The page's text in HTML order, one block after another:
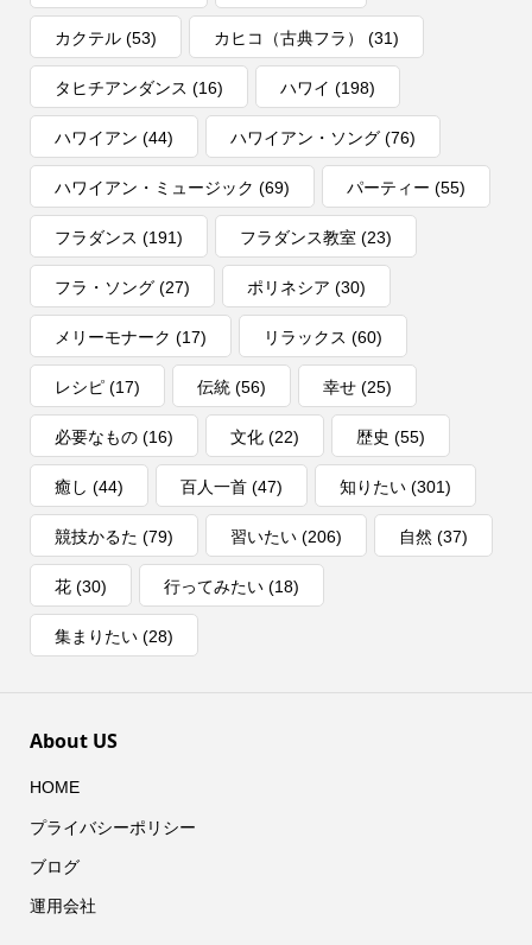
カクテル(53) カヒコ（古典フラ） (31)
タヒチアンダンス (16) ハワイ (198)
ハワイアン (44) ハワイアン・ソング(76)
ハワイアン・ミュージック (69) パーティー (55)
フラダンス (191) フラダンス教室 (23)
フラ・ソング(27) ポリネシア (30)
メリーモナーク (17) リラックス (60)
レシピ(17) 伝統(56) 幸せ(25)
必要なもの(16) 文化(22) 歴史 (55)
癒し (44) 百人一首(47) 知りたい(301)
競技かるた (79) 習いたい(206) 自然 (37)
花(30) 行ってみたい(18)
集まりたい(28)
About US
HOME
プライバシーポリシー
ブログ
運用会社